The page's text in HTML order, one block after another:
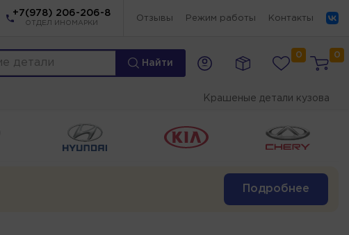
+7(978) 206-206-8
ОТДЕЛ ИНОМАРКИ
Отзывы Режим работы Контакты
Найти
0 0
Крашеные детали кузова
Подробнее